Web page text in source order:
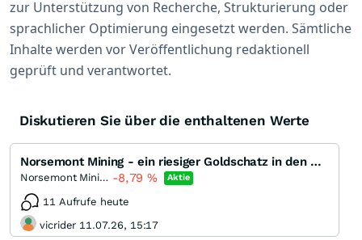
zur Unterstützung von Recherche, Strukturierung oder
sprachlicher Optimierung eingesetzt werden. Sämtliche
Inhalte werden vor Veröffentlichung redaktionell
geprüft und verantwortet.
Diskutieren Sie über die enthaltenen Werte
Norsemont Mining - ein riesiger Goldschatz in den Anden?
Norsemont Mining -8,79% Aktie
11 Aufrufe heute
vicrider 11.07.26, 15:17